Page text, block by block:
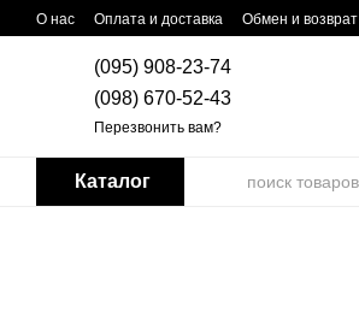
Перейти к основному контенту
О нас Оплата и доставка Обмен и возврат
(095) 908-23-74
(098) 670-52-43
Перезвонить вам?
Каталог